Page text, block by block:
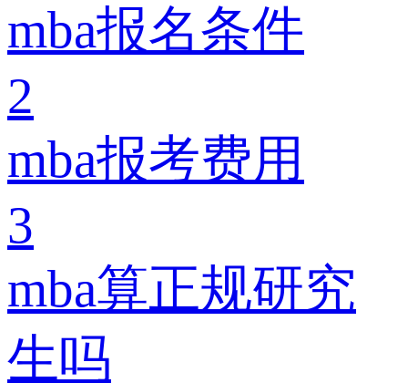
mba报名条件
2
mba报考费用
3
mba算正规研究
生吗